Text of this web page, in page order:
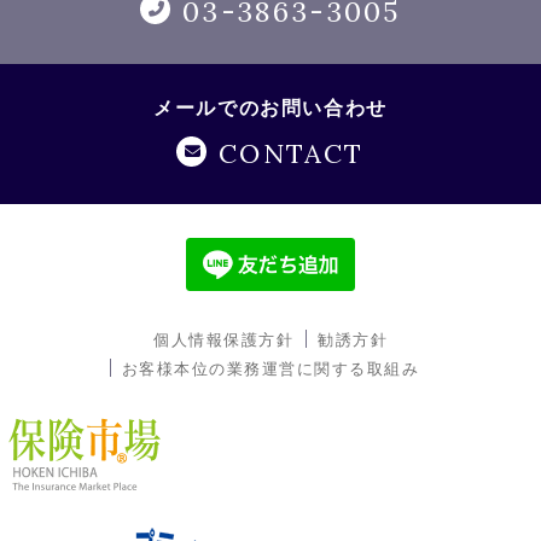
03-3863-3005
メールでのお問い合わせ
CONTACT
個人情報保護方針
勧誘方針
お客様本位の業務運営に関する取組み